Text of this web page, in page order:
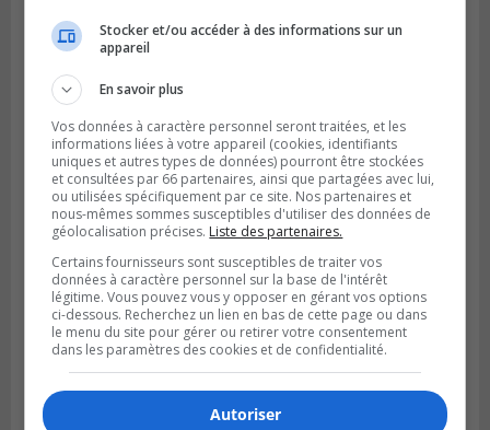
Publié le 6 juillet 2026 à 09h33
Longueuil conclue un contrat pour
valoriser des cendres d’incinération
Stocker et/ou accéder à des informations sur un
appareil
En savoir plus
Vos données à caractère personnel seront traitées, et les
informations liées à votre appareil (cookies, identifiants
uniques et autres types de données) pourront être stockées
et consultées par 66 partenaires, ainsi que partagées avec lui,
ou utilisées spécifiquement par ce site. Nos partenaires et
nous-mêmes sommes susceptibles d'utiliser des données de
géolocalisation précises. Liste des partenaires.
Certains fournisseurs sont susceptibles de traiter vos
données à caractère personnel sur la base de l'intérêt
légitime. Vous pouvez vous y opposer en gérant vos options
ci-dessous. Recherchez un lien en bas de cette page ou dans
le menu du site pour gérer ou retirer votre consentement
dans les paramètres des cookies et de confidentialité.
Autoriser